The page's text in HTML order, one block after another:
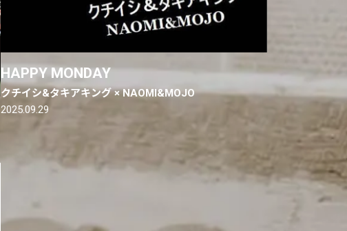
HAPPY MONDAY
クチイシ&タキアキング × NAOMI&MOJO
2025.09.29